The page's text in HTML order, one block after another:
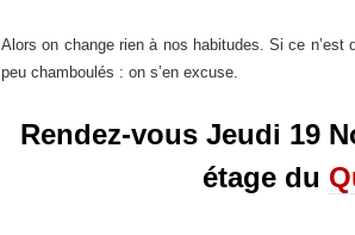
Alors on change rien à nos habitudes. Si ce n’est
peu chamboulés : on s’en excuse.
Rendez-vous Jeudi 19
étage du